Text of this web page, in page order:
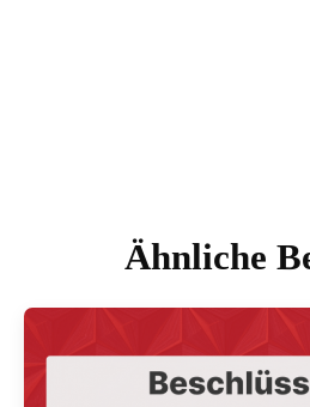
Ähnliche